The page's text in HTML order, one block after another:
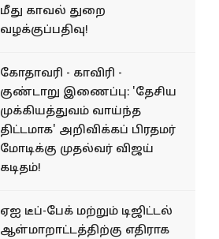
மீது காவல் துறை
வழக்குப்பதிவு!
கோதாவரி - காவிரி -
குண்டாறு இணைப்பு: 'தேசிய
முக்கியத்துவம் வாய்ந்த
திட்டமாக' அறிவிக்கப் பிரதமர்
மோடிக்கு முதல்வர் விஜய்
கடிதம்!
ஏஐ டீப்-பேக் மற்றும் டிஜிட்டல்
ஆள்மாறாட்டத்திற்கு எதிராக